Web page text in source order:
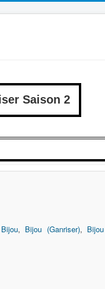
Saison 2
Bijou, Bijou (Ganriser), Bijou